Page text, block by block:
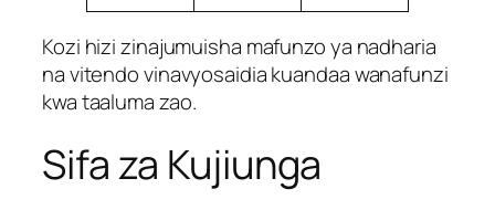
Kozi hizi zinajumuisha mafunzo ya nadharia
na vitendo vinavyosaidia kuandaa wanafunzi
kwa taaluma zao.
Sifa za Kujiunga